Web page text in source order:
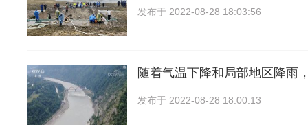
发布于 2022-08-28 18:03:56
随着气温下降和局部地区降雨
发布于 2022-08-28 18:00:13